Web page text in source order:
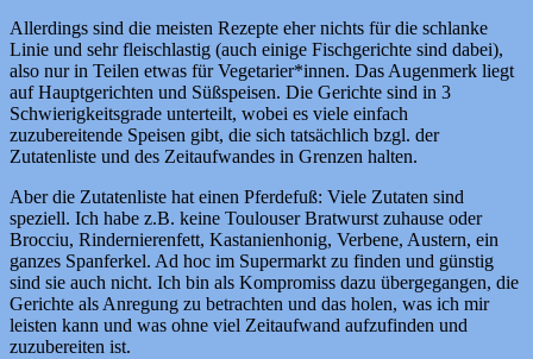
Allerdings sind die meisten Rezepte eher nichts für die schlanke
Linie und sehr fleischlastig (auch einige Fischgerichte sind dabei),
also nur in Teilen etwas für Vegetarier*innen. Das Augenmerk liegt
auf Hauptgerichten und Süßspeisen. Die Gerichte sind in 3
Schwierigkeitsgrade unterteilt, wobei es viele einfach
zuzubereitende Speisen gibt, die sich tatsächlich bzgl. der
Zutatenliste und des Zeitaufwandes in Grenzen halten.
Aber die Zutatenliste hat einen Pferdefuß: Viele Zutaten sind
speziell. Ich habe z.B. keine Toulouser Bratwurst zuhause oder
Brocciu, Rindernierenfett, Kastanienhonig, Verbene, Austern, ein
ganzes Spanferkel. Ad hoc im Supermarkt zu finden und günstig
sind sie auch nicht. Ich bin als Kompromiss dazu übergegangen, die
Gerichte als Anregung zu betrachten und das holen, was ich mir
leisten kann und was ohne viel Zeitaufwand aufzufinden und
zuzubereiten ist.